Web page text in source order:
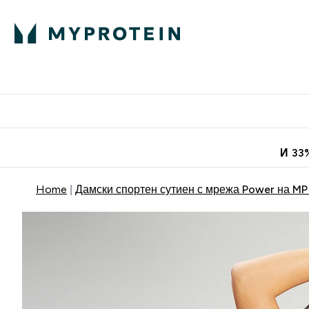
И
Home Дамски спортен сутиен с мрежа Power на